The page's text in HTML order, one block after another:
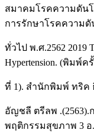
สมาคมโรคความดันโ
การรักษาโรคความ
ทั่วไป พ.ศ.2562 2019
Hypertension. (พิมพ์ค
ที่ 1). สำนักพิมพ์ ทริค
อัญชลี ตรีลพ
พฤติกรรมสุขภาพ 3 อ